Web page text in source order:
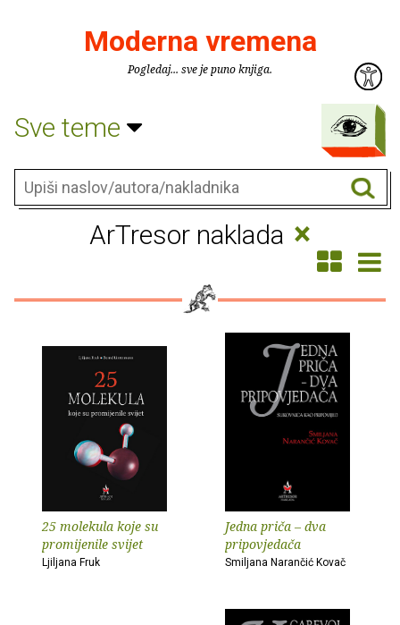
Moderna vremena
Pogledaj... sve je puno knjiga.
Sve teme
ArTresor naklada ×
25 molekula koje su
promijenile svijet
Ljiljana Fruk
Jedna priča – dva
pripovjedača
Smiljana Narančić Kovač